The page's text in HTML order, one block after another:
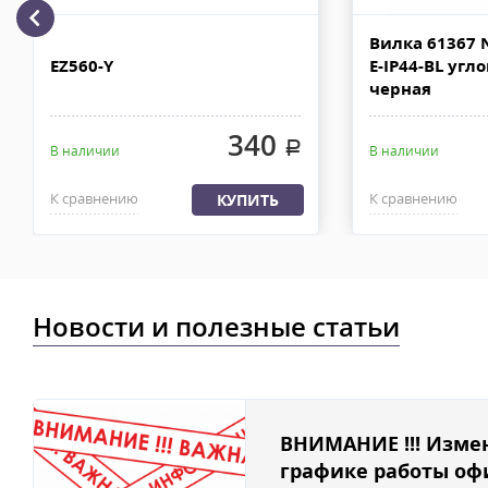
Доставка по Москве, МО и России - EMS ПОЧТА РОССИИ
Отправку заказа курьерской службой EMS осуществляем из
в течении 2-4х рабочих дней с момента 100% предоплаты,
EZ560-Y
В наличии 340 .
К сравнению КУПИТЬ
Вилка 61367
E-IP44-BL
черная
В наличии
К сравнению
Новости и полезные статьи
ВНИМАНИЕ !!!
графике работы